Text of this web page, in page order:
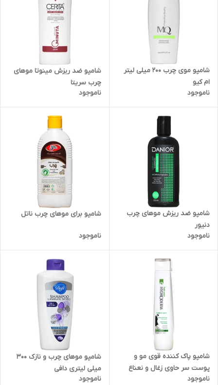
شامپو موی چرب 200 میلی لیتر
ام کیو
ناموجود
شامپو ضد ریزش مینوتا موهای
چرب سریتا
ناموجود
شامپو ضد ریزش موهای چرب
دنیور
ناموجود
شامپو برای موهای چرب ناتل
ناموجود
شامپو پاک کننده قوی مو و
پوست سر حاوی زغال و نعناع
هیدرودرم
ناموجود
شامپو موهای چرب و نازک 300
میلی لیتری دافی
ناموجود